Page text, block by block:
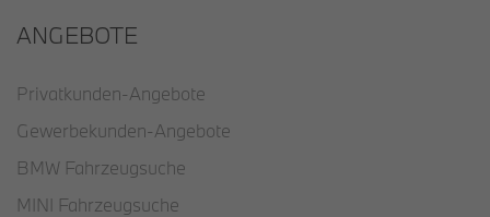
ANGEBOTE
Privatkunden-Angebote
Gewerbekunden-Angebote
BMW Fahrzeugsuche
MINI Fahrzeugsuche